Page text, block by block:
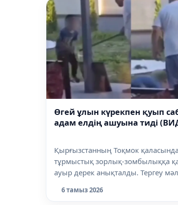
Өгей ұлын күрекпен қуып
адам елдің ашуына тиді
Қырғызстанның Тоқмок қаласында
тұрмыстық зорлық-зомбылыққа
ауыр дерек анықталды. Тергеу
6 тамыз 2026